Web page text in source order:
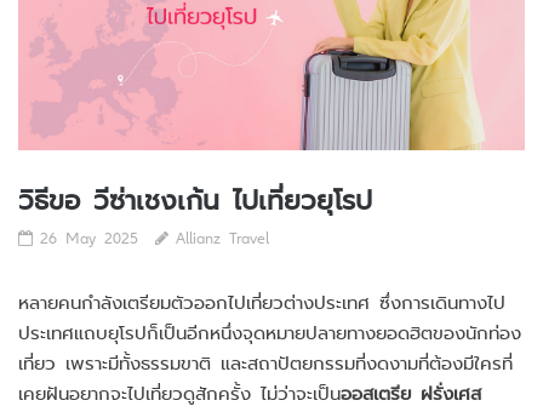
วิธีขอ วีซ่าเชงเก้น ไปเที่ยวยุโรป
26 May 2025 Allianz Travel
หลายคนกำลังเตรียมตัวออกไปเที่ยวต่างประเทศ ซึ่งการเดินทางไป
ประเทศแถบยุโรปก็เป็นอีกหนึ่งจุดหมายปลายทางยอดฮิตของนักท่อง
เที่ยว เพราะมีทั้งธรรมขาติ และสถาปัตยกรรมที่งดงามที่ต้องมีใครที่
เคยฝันอยากจะไปเที่ยวดูสักครั้ง ไม่ว่าจะเป็นออสเตรีย ฝรั่งเศส